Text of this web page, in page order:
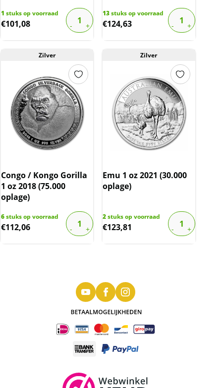
1 stuks op voorraad
€101,08
13stuks op voorraad
€124,63
Zilver
Congo / Kongo Gorilla
1 oz 2018 (75.000
oplage)
6stuks op voorraad
€112,06
Zilver
Emu 1 oz 2021 (30.000
oplage)
2stuks op voorraad
€123,81